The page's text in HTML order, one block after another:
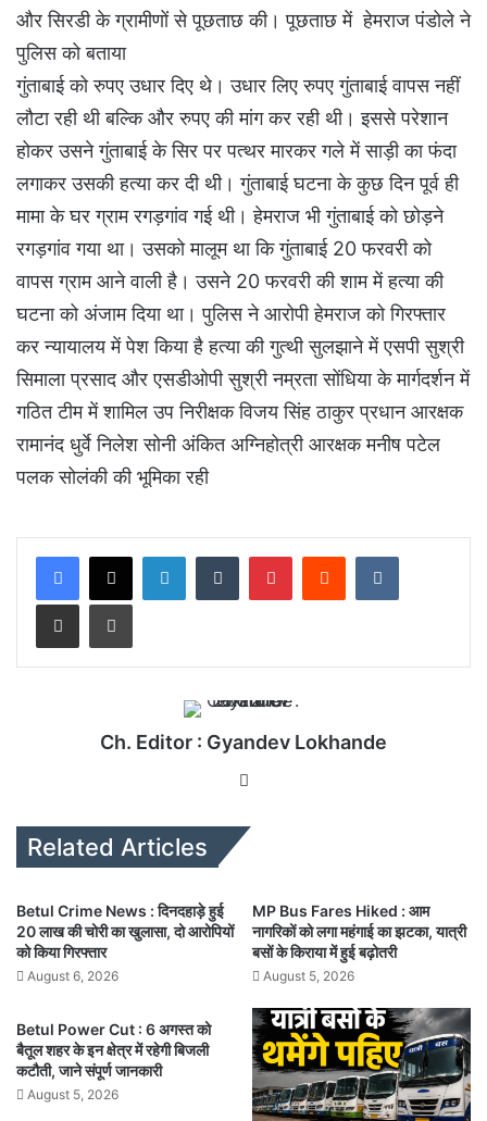
और सिरडी के ग्रामीणों से पूछताछ की। पूछताछ में हेमराज पंडोले ने
पुलिस को बताया
गुंताबाई को रुपए उधार दिए थे। उधार लिए रुपए गुंताबाई वापस नहीं
लौटा रही थी बल्कि और रुपए की मांग कर रही थी। इससे परेशान
होकर उसने गुंताबाई के सिर पर पत्थर मारकर गले में साड़ी का फंदा
लगाकर उसकी हत्या कर दी थी। गुंताबाई घटना के कुछ दिन पूर्व ही
मामा के घर ग्राम रगड़गांव गई थी। हेमराज भी गुंताबाई को छोड़ने
रगड़गांव गया था। उसको मालूम था कि गुंताबाई 20 फरवरी को
वापस ग्राम आने वाली है। उसने 20 फरवरी की शाम में हत्या की
घटना को अंजाम दिया था। पुलिस ने आरोपी हेमराज को गिरफ्तार
कर न्यायालय में पेश किया है हत्या की गुत्थी सुलझाने में एसपी सुश्री
सिमाला प्रसाद और एसडीओपी सुश्री नम्रता सोंधिया के मार्गदर्शन में
गठित टीम में शामिल उप निरीक्षक विजय सिंह ठाकुर प्रधान आरक्षक
रामानंद धुर्वे निलेश सोनी अंकित अग्निहोत्री आरक्षक मनीष पटेल
पलक सोलंकी की भूमिका रही
Ch. Editor : Gyandev Lokhande
Related Articles
Betul Crime News : दिनदहाड़े हुई
20 लाख की चोरी का खुलासा, दो आरोपियों
को किया गिरफ्तार
August 6, 2026
MP Bus Fares Hiked : आम
नागरिकों को लगा महंगाई का झटका, यात्री
बसों के किराया में हुई बढ़ोतरी
August 5, 2026
Betul Power Cut : 6 अगस्त को
बैतूल शहर के इन क्षेत्र में रहेगी बिजली
कटौती, जाने संपूर्ण जानकारी
August 5, 2026